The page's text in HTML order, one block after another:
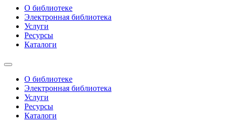
О библиотеке
Электронная библиотека
Услуги
Ресурсы
Каталоги
О библиотеке
Электронная библиотека
Услуги
Ресурсы
Каталоги